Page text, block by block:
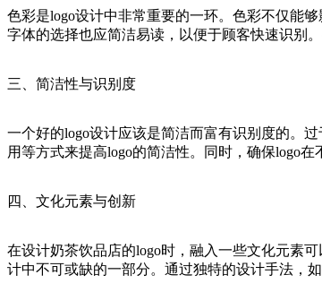
色彩是logo设计中非常重要的一环。色彩不仅能
字体的选择也应简洁易读，以便于顾客快速识别
三、简洁性与识别度
一个好的logo设计应该是简洁而富有识别度的。
用等方式来提高logo的简洁性。同时，确保logo
四、文化元素与创新
在设计奶茶饮品店的logo时，融入一些文化元素
计中不可或缺的一部分。通过独特的设计手法，